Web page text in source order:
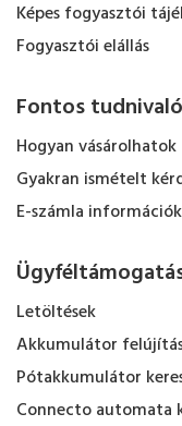
Képes fogyasztói
Fogyasztói elállás
Fontos
Hogyan vásárolhatok
Gyakran ismételt
E-számla információk
Letöltések
Akkumulátor
Pótakkumulátor
Connecto automata